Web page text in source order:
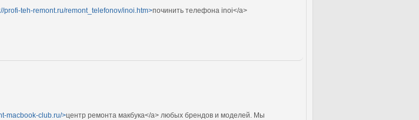
profi-teh-remont.ru/remont_telefonov/inoi.htm>починить телефона inoi</a>
macbook-club.ru/>центр ремонта макбука</a> любых брендов и моделей. Мы